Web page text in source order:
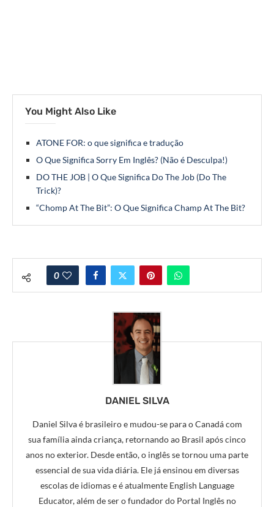
You Might Also Like
ATONE FOR: o que significa e tradução
O Que Significa Sorry Em Inglês? (Não é Desculpa!)
DO THE JOB | O Que Significa Do The Job (Do The
Trick)?
“Chomp At The Bit”: O Que Significa Champ At The Bit?
0
DANIEL SILVA
Daniel Silva é brasileiro e mudou-se para o Canadá com
sua família ainda criança, retornando ao Brasil após cinco
anos no exterior. Desde então, o inglês se tornou uma parte
essencial de sua vida diária. Ele já ensinou em diversas
escolas de idiomas e é atualmente English Language
Educator, além de ser o fundador do Portal Inglês no